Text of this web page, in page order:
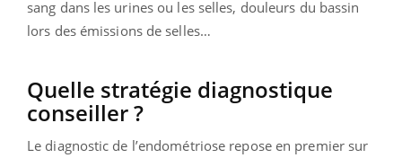
sang dans les urines ou les selles, douleurs du bassin
lors des émissions de selles…
Quelle stratégie diagnostique
conseiller ?
Le diagnostic de l’endométriose repose en premier sur